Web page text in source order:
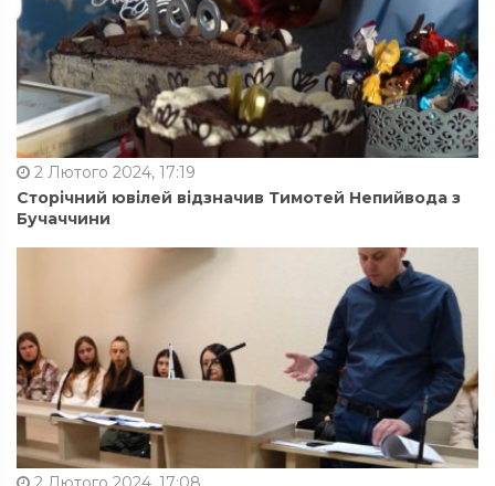
2 Лютого 2024, 17:19
Сторічний ювілей відзначив Тимотей Непийвода з
Бучаччини